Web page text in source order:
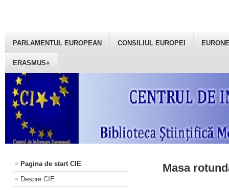
PARLAMENTUL EUROPEAN CONSILIUL EUROPEI
ERASMUS+
Pagina de start CIE
Despre CIE
Masa